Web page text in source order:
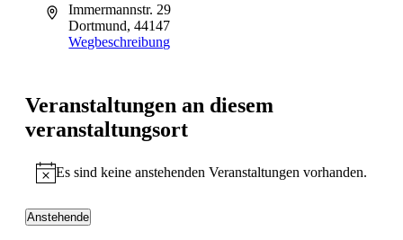
AdresseImmermannstr. 29
Dortmund, 44147
Wegbeschreibung
Veranstaltungen an diesem
veranstaltungsort
Hinweis
Es sind keine anstehenden Veranstaltungen vorhanden.
Anstehende